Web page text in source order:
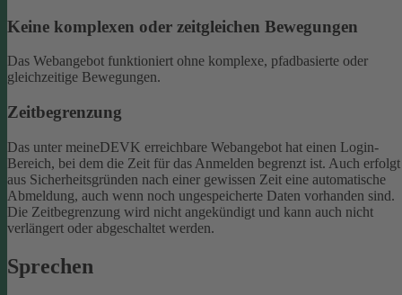
Keine komplexen oder zeitgleichen Bewegungen
Das Webangebot funktioniert ohne komplexe, pfadbasierte oder
gleichzeitige Bewegungen.
Zeitbegrenzung
Das unter meineDEVK erreichbare Webangebot hat einen Login-
Bereich, bei dem die Zeit für das Anmelden begrenzt ist. Auch erfolgt
aus Sicherheitsgründen nach einer gewissen Zeit eine automatische
Abmeldung, auch wenn noch ungespeicherte Daten vorhanden sind.
Die Zeitbegrenzung wird nicht angekündigt und kann auch nicht
verlängert oder abgeschaltet werden.
Sprechen